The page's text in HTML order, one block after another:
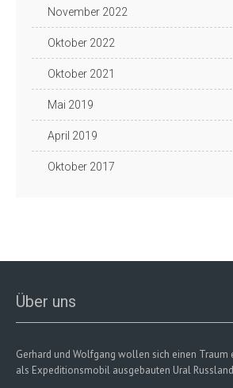
November 2022
Oktober 2022
Oktober 2021
Mai 2019
April 2019
Oktober 2017
Über uns
Gerhard und Wolfgang wollen sich einen
als Expeditionsmobil ausgebauten Ural